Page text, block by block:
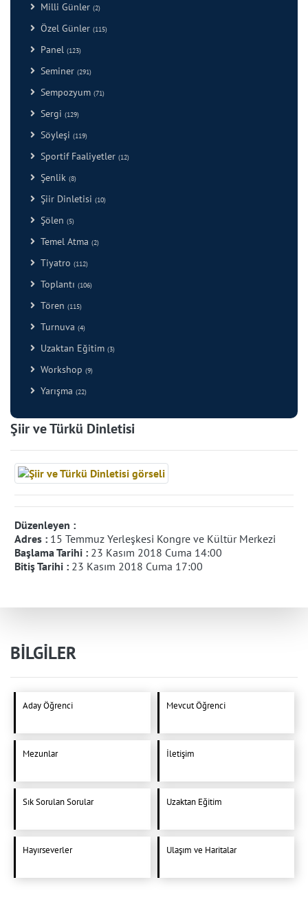
Milli Günler (2)
Özel Günler (115)
Panel (123)
Seminer (291)
Sempozyum (71)
Sergi (129)
Söyleşi (119)
Sportif Faaliyetler (12)
Şenlik (8)
Şiir Dinletisi (10)
Şölen (5)
Temel Atma (2)
Tiyatro (112)
Toplantı (106)
Tören (115)
Turnuva (4)
Uzaktan Eğitim (3)
Workshop (9)
Yarışma (22)
Şiir ve Türkü Dinletisi
Düzenleyen :
Adres : 15 Temmuz Yerleşkesi Kongre ve Kültür Merkezi
Başlama Tarihi : 23 Kasım 2018 Cuma 14:00
Bitiş Tarihi : 23 Kasım 2018 Cuma 17:00
BİLGİLER
Aday Öğrenci Mevcut Öğrenci
Mezunlar İletişim
Sık Sorulan Sorular Uzaktan Eğitim
Hayırseverler Ulaşım ve Haritalar